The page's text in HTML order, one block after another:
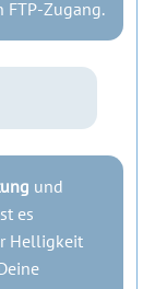
FTP-Zugang.
und
es
Helligkeit